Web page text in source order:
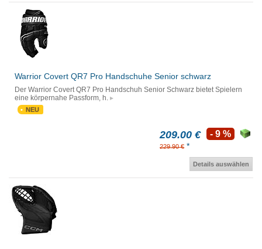
Warrior Covert QR7 Pro Handschuhe Senior schwarz
Der Warrior Covert QR7 Pro Handschuh Senior Schwarz bietet Spielern
eine körpernahe Passform, h.
NEU
209.00 €
229.90 € *
- 9 %
Details auswählen